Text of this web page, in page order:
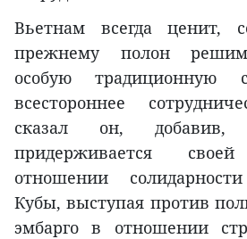
Вьетнам всегда ценит,
прежнему полон
особую традиционную
всестороннее
сказал он,
придерживается
отношении
Кубы, выступая против
эмбарго в отношении